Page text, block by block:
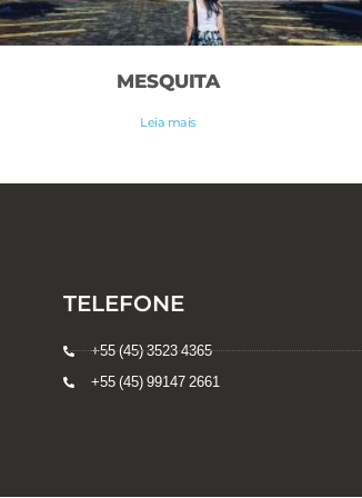
MESQUITA
Leia mais
TELEFONE
+55 (45) 3523 4365
+55 (45) 99147 2661